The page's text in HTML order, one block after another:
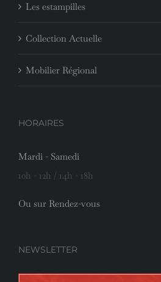
Les estampilles
Collection Actuelle
Mobilier Régional
HORAIRES
Mardi - Samedi
10h - 12h / 14h - 18h
Ou sur Rendez-vous
NEWSLETTER